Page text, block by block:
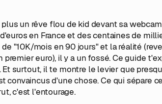
un rêve flou de kid devant sa
en France et des centaines de
"10K/mois en 90 jours" et la réalité
premier euro), il y a un fossé. Ce guide
surtout, il te montre le levier que
convaincus d'une chose. Ce qui sépare
c'est l'entourage.